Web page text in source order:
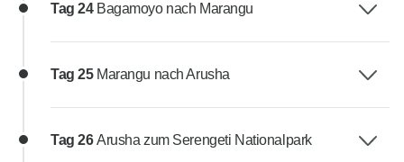
Tag 24 Bagamoyo nach Marangu
Tag 25 Marangu nach Arusha
Tag 26Arusha zum Serengeti Nationalpark